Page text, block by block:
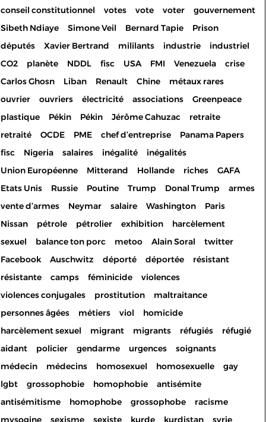
conseil constitutionnel
votes vote voter
gouvernement
Sibeth Ndiaye
Simone Veil Bernard Tapie
Prison
députés
Xavier Bertrand mililants industrie
industriel
CO2
planète NDDL fisc USA FMI Venezuela
crise
Carlos Ghosn
Liban Renault Chine
métaux rares
ouvrier
ouvriers électricité associations
Greenpeace
plastique
Pékin Pékin Jérôme Cahuzac
retraite
retraité
OCDE PME chef d’entreprise
Panama Papers
fisc
Nigeria salaires inégalité
inégalités
Union Européenne
Mitterand Hollande riches
GAFA
Etats Unis
Russie Poutine Trump Donal Trump
armes
vente d’armes
Neymar salaire Washington
Paris
Nissan
pétrole pétrolier exhibition
harcèlement
sexuel
balance ton porc metoo Alain Soral
twitter
Facebook
Auschwitz déporté déportée
résistant
résistante
camps féminicide
violences
violences conjugales
prostitution
maltraitance
personnes âgées
métiers viol
homicide
harcèlement sexuel
migrant migrants réfugiés
réfugié
aidant
policier gendarme urgences
soignants
médecin
médecins homosexuel homosexuelle
gay
lgbt
grossophobie homophobie
antisémite
antisémitisme
homophobe grossophobe
racisme
mysogine
sexisme sexiste kurde kurdistan
syrie